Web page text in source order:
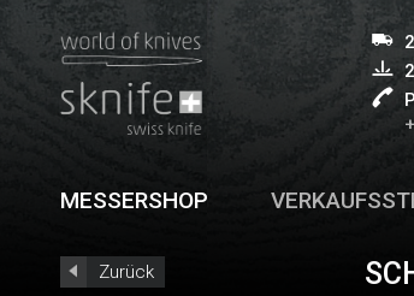
MESSERSHOP
Zurück